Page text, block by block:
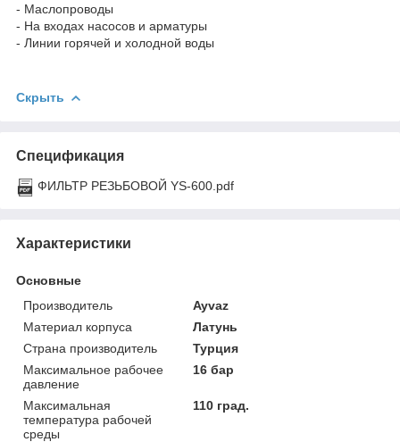
- Маслопроводы
- На входах насосов и арматуры
- Линии горячей и холодной воды
Скрыть
Спецификация
ФИЛЬТР РЕЗЬБОВОЙ YS-600.pdf
Характеристики
Основные
Производитель
Ayvaz
Материал корпуса
Латунь
Страна производитель
Турция
Максимальное рабочее
давление
16 бар
Максимальная
температура рабочей
среды
110 град.